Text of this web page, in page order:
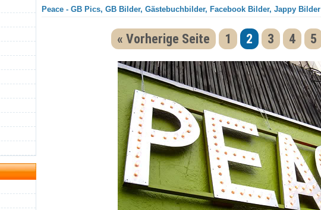
Peace - GB Pics, GB Bilder, Gästebuchbilder, Facebook Bilder, Jappy Bilder
« Vorherige Seite 1 2 3 4 5